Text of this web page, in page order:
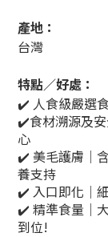
產地：
台灣
特點／好處：
✔️ 人食級嚴選
✔️食材溯源及安
心
✔️ 美毛護膚｜
養支持
✔️ 入口即化｜
✔️ 精準食量｜
到位!